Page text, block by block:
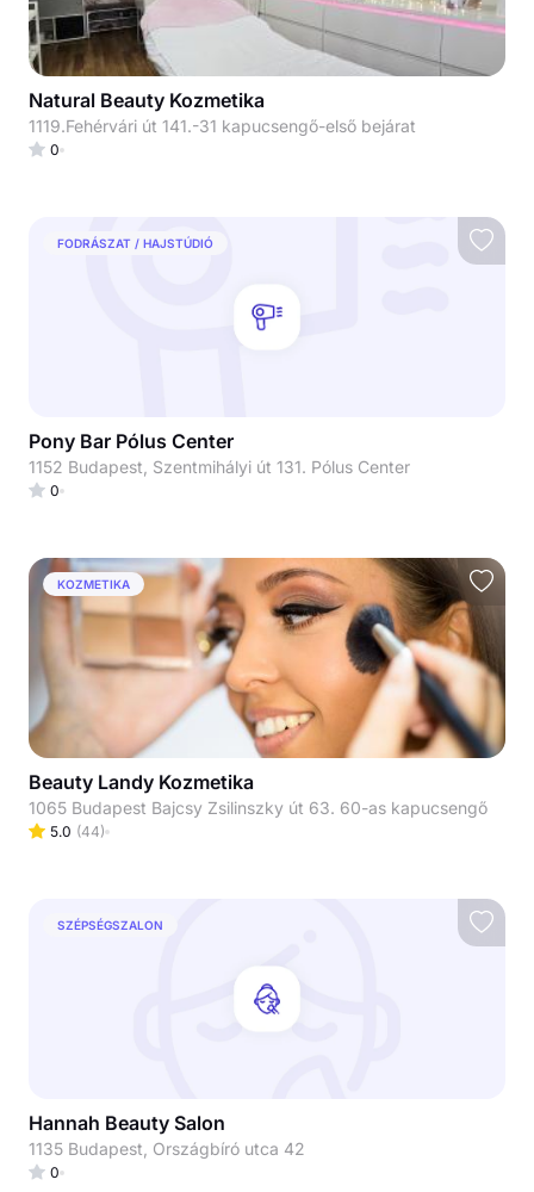
Natural Beauty Kozmetika
1119.Fehérvári út 141.-31 kapucsengő-első bejárat
0
FODRÁSZAT / HAJSTÚDIÓ
Pony Bar Pólus Center
1152 Budapest, Szentmihályi út 131. Pólus Center
0
KOZMETIKA
Beauty Landy Kozmetika
1065 Budapest Bajcsy Zsilinszky út 63. 60-as kapucsengő
5.0 (44)
SZÉPSÉGSZALON
Hannah Beauty Salon
1135 Budapest, Országbíró utca 42
0